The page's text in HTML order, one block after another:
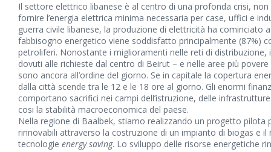
Il settore elettrico libanese è al centro di una profonda crisi,
fornire l’energia elettrica minima necessaria per case, uffici e
guerra civile libanese, la produzione di elettricità ha cominciato
fabbisogno energetico viene soddisfatto principalmente (87%)
petroliferi. Nonostante i miglioramenti nelle reti di
dovuti alle richieste dal centro di Beirut – e nelle aree più
sono ancora all’ordine del giorno. Se in capitale la copertura
dalla città scende tra le 12 e le 18 ore al giorno. Gli enormi
comportano sacrifici nei campi dell’istruzione, delle
cosi la stabilità macroeconomica del paese.
Nella regione di Baalbek, stiamo realizzando un progetto pilota
rinnovabili attraverso la costruzione di un impianto di biogas e
tecnologie energy saving. Lo sviluppo delle risorse energetiche